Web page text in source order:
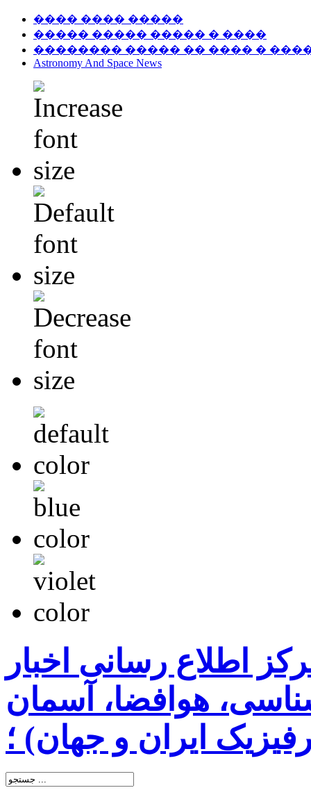
���� ���� �����
����� ����� ����� � ����
�������� ����� �� ���� �
Astronomy And Space News
اطلاع رسانی اخبار
هوافضا، آسمان
ایران و جهان) ؛